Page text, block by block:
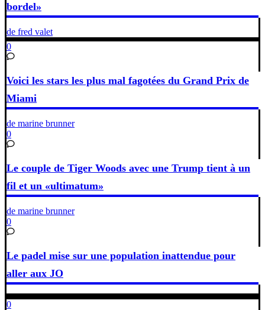
bordel»
de fred valet
0
Voici les stars les plus mal fagotées du Grand Prix de
Miami
de marine brunner
0
Le couple de Tiger Woods avec une Trump tient à un
fil et un «ultimatum»
de marine brunner
0
Le padel mise sur une population inattendue pour
aller aux JO
0